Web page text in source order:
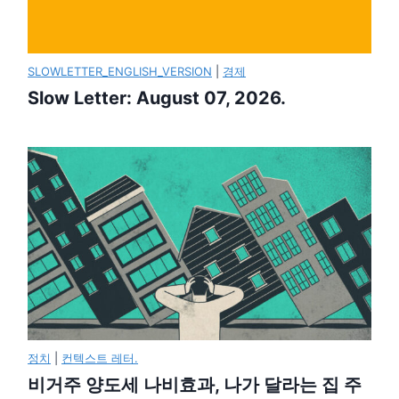
SLOWLETTER_ENGLISH_VERSION 경제
Slow Letter: August 07, 2026.
정치 컨텍스트 레터.
비거주 양도세 나비효과, 나가 달라는 집 주